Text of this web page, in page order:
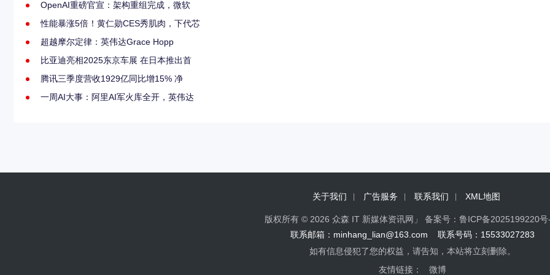
OpenAI重磅官宣：架构重组完成，微软
性能暴涨5倍！黄仁勋CES秀肌肉，下代芯
超越摩尔定律：英伟达Grace Hopp
比亚迪亮相2025东京车展 在日本推出首
腾讯三季度营收1929亿同比增15% 净
一周AI大事：阿里AI军火库全开，英伟达
关于我们 广告服务 联系我们 XML地图
版权所有 © 2026 众森 IT 新媒体资讯网」 备案号： 鲁ICP备2025199220号
联系邮箱：minhang_lian@163.com 联系号码：15533027283
如有信息侵犯了您的权益，请告知，本站将立刻删除。
友情链接：
微博